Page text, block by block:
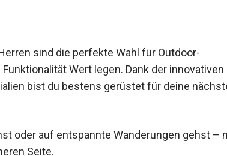
sind die perfekte Wahl für Outdoor-
Wert legen. Dank der innovativen
bist du bestens gerüstet für deine
oder auf entspannte Wanderungen gehst –